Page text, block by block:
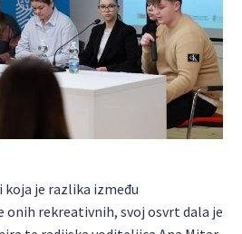
koja je razlika između
rekreativnih, svoj osvrt dala je